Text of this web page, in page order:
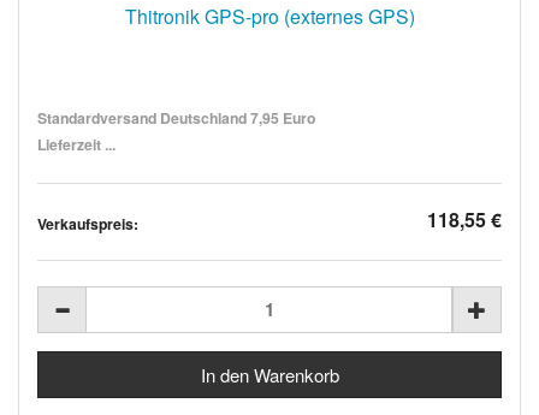
Thitronik GPS-pro (externes GPS)
Standardversand Deutschland 7,95 Euro
Lieferzeit ...
Verkaufspreis: 118,55 €